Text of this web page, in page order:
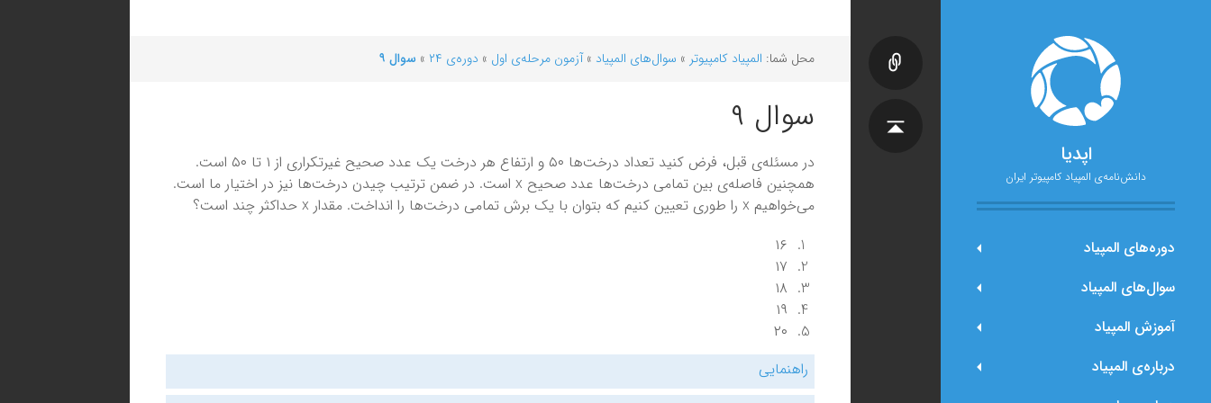
اپدیا
دانش‌نامه‌ی المپیاد کامپیوتر ایران
دوره‌های المپیاد
سوال‌های المپیاد
آموزش المپیاد
درباره‌ی المپیاد
محل شما: المپیاد کامپیوتر » سوال‌های المپیاد »آزمون مرحله‌ی اول » دوره‌ی ۲۴ » سوال ۹
سوال ۹
در مسئله‌ی قبل، فرض کنید تعداد درخت‌ها ۵۰ و ارتفاع هر درخت یک عدد صحیح غیرتکراری از ۱ تا ۵۰ است.
همچنین فاصله‌ی بین تمامی درخت‌ها عدد صحیح x است. در ضمن ترتیب چیدن درخت‌ها نیز در اختیار ما است.
می‌خواهیم x را طوری تعیین کنیم که بتوان با یک برش تمامی درخت‌ها را انداخت. مقدار x حداکثر چند است؟
۱۶
۱۷
۱۸
۱۹
۲۰
راهنمایی